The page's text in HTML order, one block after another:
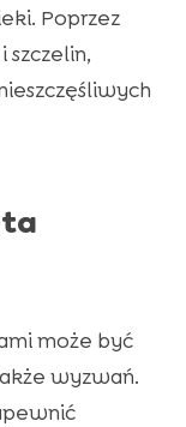
Poprzez
szczelin,
może być
wyzwań.